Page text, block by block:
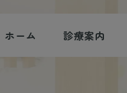
ホーム 診療案内